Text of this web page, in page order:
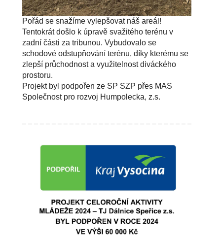
Pořád se snažíme vylepšovat náš areál!
Tentokrát došlo k úpravě svažitého terénu v
zadní části za tribunou. Vybudovalo se
schodové odstupňování terénu, díky kterému se
zlepší průchodnost a využitelnost diváckého
prostoru.
Projekt byl podpořen ze SP SZP přes MAS
Společnost pro rozvoj Humpolecka, z.s.